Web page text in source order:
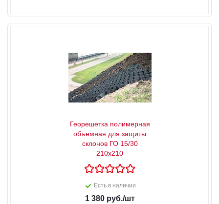
Георешетка полимерная
объемная для защиты
склонов ГО 15/30
210х210
Есть в наличии
1 380руб./шт